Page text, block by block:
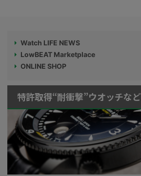
Watch LIFE NEWS
LowBEAT Marketplace
ONLINE SHOP
特許取得“耐衝撃”ウオッチなど